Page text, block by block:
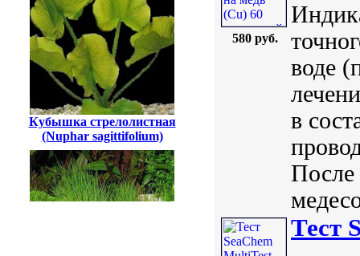
Кубышка стрелолистная
(Nuphar sagittifolium)
580 руб.
воде
в
После
Тест